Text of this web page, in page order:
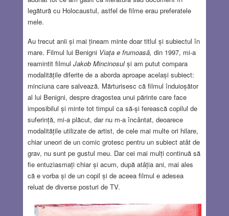
legătură cu Holocaustul, astfel de filme erau preferatele
mele.
Au trecut anii și mai țineam minte doar titlul și subiectul în
mare. Filmul lui Benigni Viața e frumoasă, din 1997, mi-a
reamintit filmul Jakob Mincinosulși am putut compara
modalitățile diferite de a aborda aproape același subiect:
minciuna care salvează. Mărturisesc că filmul înduioșător
al lui Benigni, despre dragostea unui părinte care face
imposibilul și minte tot timpul ca să-și ferească copilul de
suferință, mi-a plăcut, dar nu m-a încântat, deoarece
modalitățile utilizate de artist, de cele mai multe ori hilare,
chiar uneori de un comic grotesc pentru un subiect atât de
grav, nu sunt pe gustul meu. Dar cei mai mulți continuă să
fie entuziasmați chiar și acum, după atâția ani, mai ales
că e vorba și de un copil și de aceea filmul e adesea
reluat de diverse posturi de TV.